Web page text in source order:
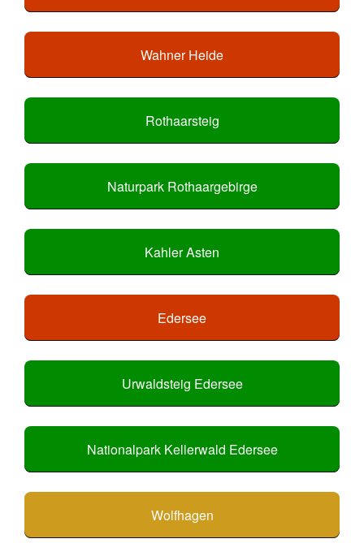
Wahner Heide
Rothaarsteig
Naturpark Rothaargebirge
Kahler Asten
Edersee
Urwaldsteig Edersee
Nationalpark Kellerwald Edersee
Wolfhagen